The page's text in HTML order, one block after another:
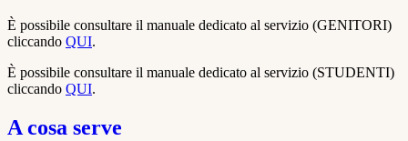
È possibile consultare il manuale dedicato al servizio (GENITORI)
cliccando QUI.
È possibile consultare il manuale dedicato al servizio (STUDENTI)
cliccando QUI.
A cosa serve